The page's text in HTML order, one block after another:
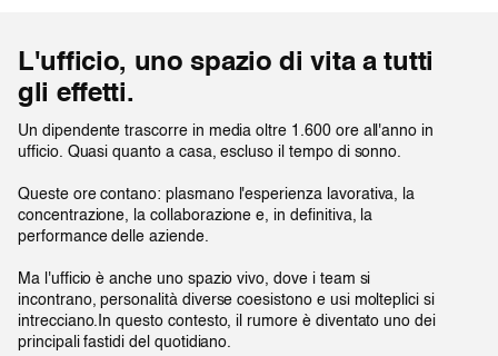
L'ufficio, uno spazio di vita a tutti
gli effetti.
Un dipendente trascorre in media oltre 1.600 ore all'anno in
ufficio. Quasi quanto a casa, escluso il tempo di sonno.
Queste ore contano: plasmano l'esperienza lavorativa, la
concentrazione, la collaborazione e, in definitiva, la
performance delle aziende.
Ma l'ufficio è anche uno spazio vivo, dove i team si
incontrano, personalità diverse coesistono e usi molteplici si
intrecciano.In questo contesto, il rumore è diventato uno dei
principali fastidi del quotidiano.